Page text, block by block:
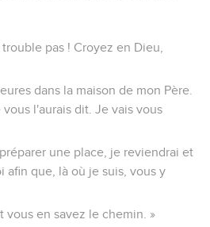
pas ! Croyez en Dieu,
dans la maison de mon Père.
l'aurais dit. Je vais vous
une place, je reviendrai et
afin que, là où je suis, vous y
vous en savez le chemin. »